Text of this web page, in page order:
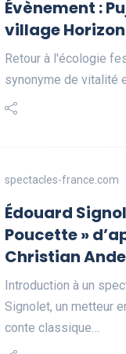
Évènement :
village
Retour à l'écologie
synonyme de vitalité
spectacles-france.com
Édouard
Poucette »
Christian
Introduction à un
Signolet, un metteur
conte classique…